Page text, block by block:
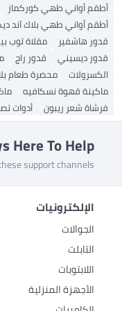
أطقم أواني طهي كوركماز
أطقم أواني طهي بلاك آند
قدور هاشفير
مقلاة توب
قدور ديسيني
قدور راج
الكسرولات
محضرة طعام
ماكينة قهوة نسكافيه
فرشاة شعر ريبون
أدوات
Here To Help
support channels
الإلكترونيات
الجوالات
التابلت
اللابتوبات
الأجهزة المنزلية